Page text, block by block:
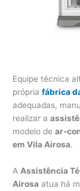
Equipe técnica
própriafábrica
adequadas,
realizar a
modelo dear-
em Vila Airosa.
A Assistência
Airosa atua há